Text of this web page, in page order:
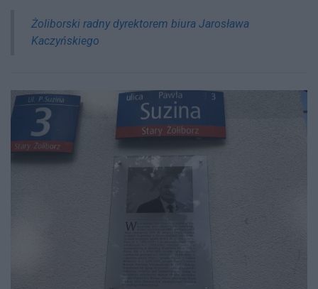
Żoliborski radny dyrektorem biura Jarosława
Kaczyńskiego